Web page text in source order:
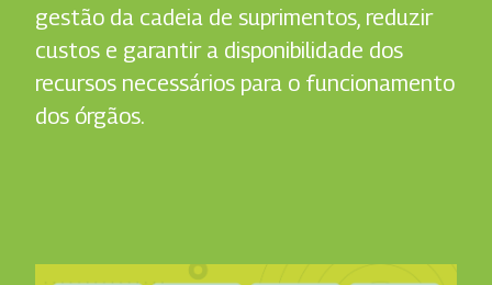
gestão da cadeia de suprimentos, reduzir
custos e garantir a disponibilidade dos
recursos necessários para o funcionamento
dos órgãos.